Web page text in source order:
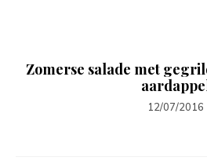
Zomerse salade met
12/07/2016